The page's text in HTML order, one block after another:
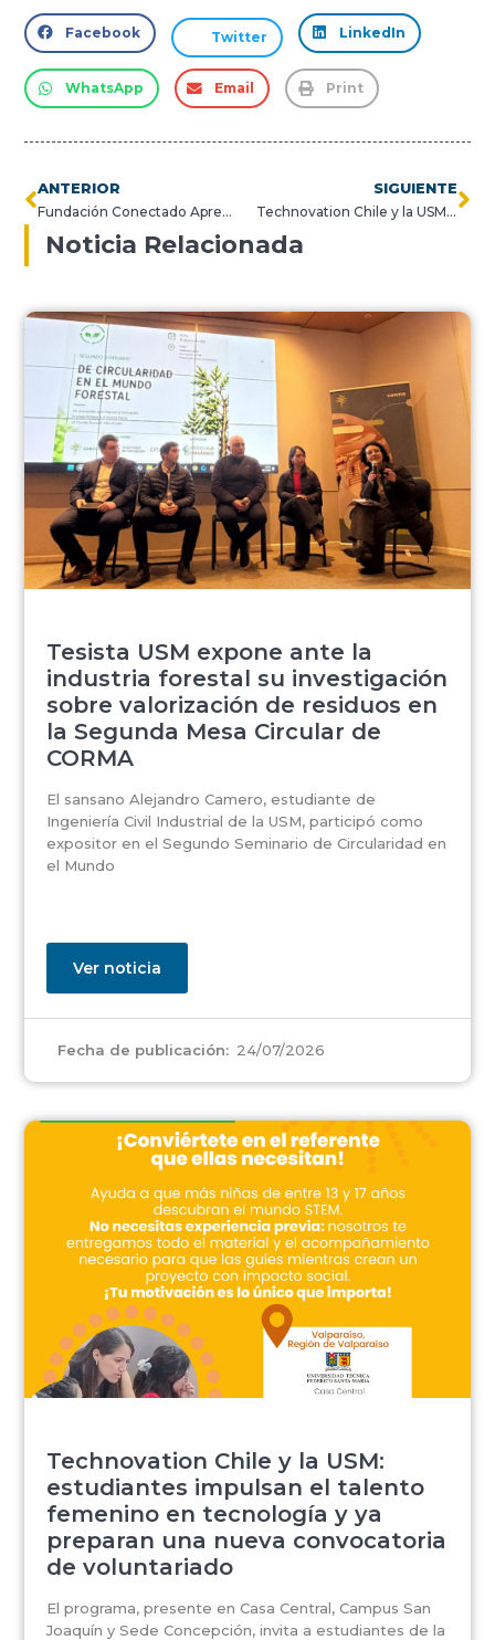
Facebook Twitter LinkedIn
WhatsApp Email Print
ANTERIOR
Fundación Conectado Aprendo y USM se unen para potenciar tutorías e ir en apoyo de escolares en lenguaje y matemáticas
SIGUIENTE
Technovation Chile y la USM: estudiantes impulsan el talento femenino en tecnología y ya preparan una nueva convocatoria de voluntariado
Noticia Relacionada
Tesista USM expone ante la
industria forestal su investigación
sobre valorización de residuos en
la Segunda Mesa Circular de
CORMA
El sansano Alejandro Camero, estudiante de
Ingeniería Civil Industrial de la USM, participó como
expositor en el Segundo Seminario de Circularidad en
el Mundo
Ver noticia
Fecha de publicación: 24/07/2026
Technovation Chile y la USM:
estudiantes impulsan el talento
femenino en tecnología y ya
preparan una nueva convocatoria
de voluntariado
El programa, presente en Casa Central, Campus San
Joaquín y Sede Concepción, invita a estudiantes de la